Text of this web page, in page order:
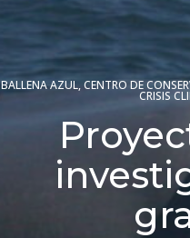
BALLENA AZUL,CENTRO DE
CRISIS